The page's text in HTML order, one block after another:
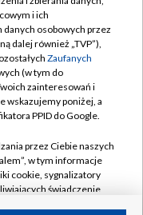
i ich
osobowych przez
dalej również „TVP”),
Zaufanych
(w tym do
zainteresowań i
wskazujemy poniżej, a
PPID do Google.
przez Ciebie naszych
w tym informacje
cookie, sygnalizatory
świadczenie